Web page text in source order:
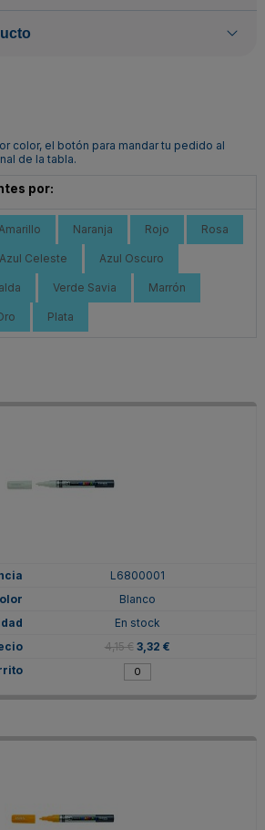
color, el botón para mandar tu pedido al
de la tabla.
por:
Amarillo Naranja Rojo Rosa
Azul Celeste Azul Oscuro
Verde Savia Marrón
Plata
L6800001
Blanco
En stock
4,15 € 3,32 €